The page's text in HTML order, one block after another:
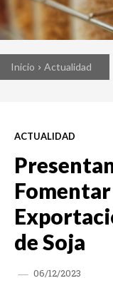
Inicio Actualidad
ACTUALIDAD
de Soja
06/12/2023